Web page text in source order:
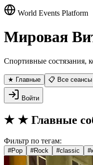
World Events Platform
Мировая
Спортивные состязания,
★ Главные 📋 Все сеансы
Войти
★ ★ Главные
Фильтр по тегам:
#Pop #Rock #classic #